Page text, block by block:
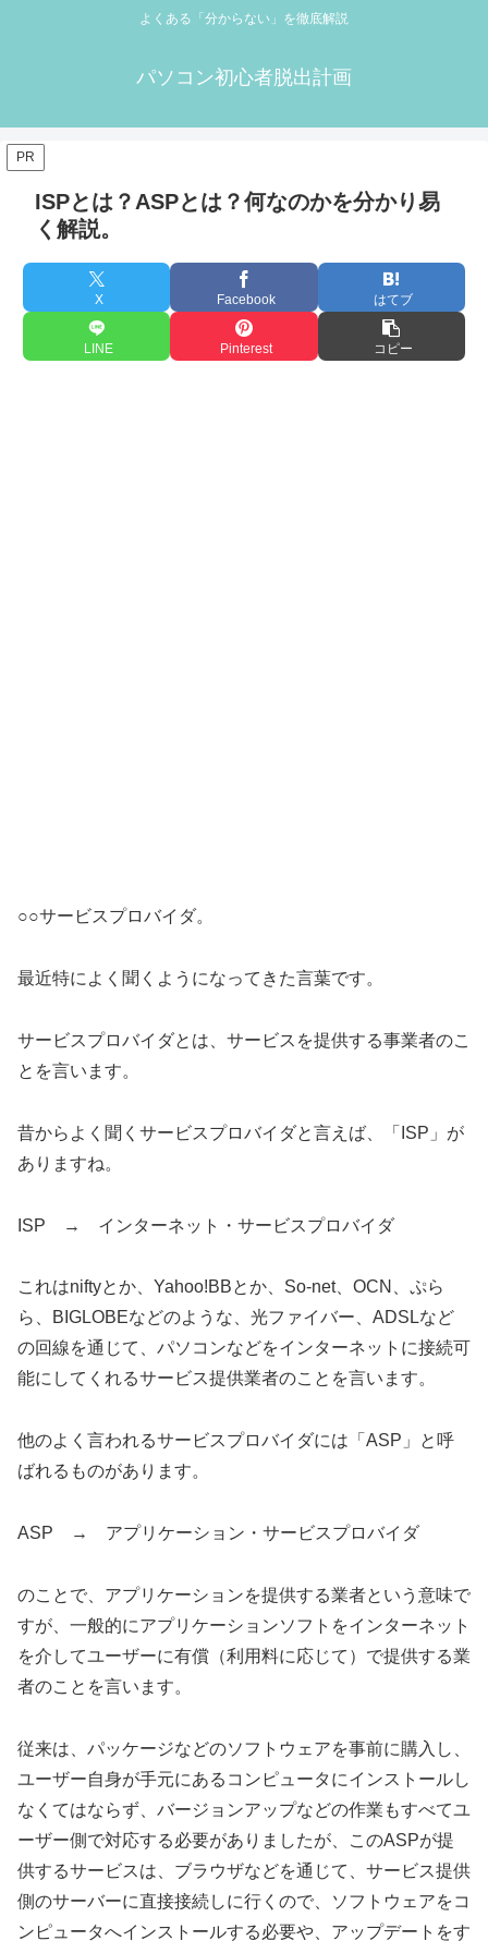
よくある「分からない」を徹底解説
パソコン初心者脱出計画
PR
ISPとは？ASPとは？何なのかを分かり易
く解説。
X Facebook はてブ
LINE Pinterest コピー
○○サービスプロバイダ。
最近特によく聞くようになってきた言葉です。
サービスプロバイダとは、サービスを提供する事業者のこ
とを言います。
昔からよく聞くサービスプロバイダと言えば、「ISP」が
ありますね。
ISP → インターネット・サービスプロバイダ
これはniftyとか、Yahoo!BBとか、So-net、OCN、ぷら
ら、BIGLOBEなどのような、光ファイバー、ADSLなど
の回線を通じて、パソコンなどをインターネットに接続可
能にしてくれるサービス提供業者のことを言います。
他のよく言われるサービスプロバイダには「ASP」と呼
ばれるものがあります。
ASP → アプリケーション・サービスプロバイダ
のことで、アプリケーションを提供する業者という意味で
すが、一般的にアプリケーションソフトをインターネット
を介してユーザーに有償（利用料に応じて）で提供する業
者のことを言います。
従来は、パッケージなどのソフトウェアを事前に購入し、
ユーザー自身が手元にあるコンピュータにインストールし
なくてはならず、バージョンアップなどの作業もすべてユ
ーザー側で対応する必要がありましたが、このASPが提
供するサービスは、ブラウザなどを通じて、サービス提供
側のサーバーに直接接続しに行くので、ソフトウェアをコ
ンピュータへインストールする必要や、アップデートをす